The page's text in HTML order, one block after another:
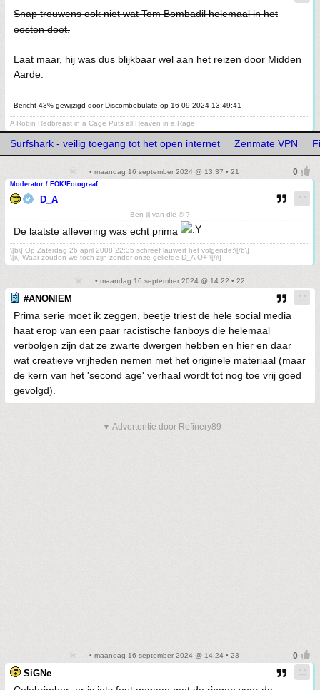
Snap trouwens ook niet wat Tom Bombadil helemaal in het
oosten doet.
Laat maar, hij was dus blijkbaar wel aan het reizen door Midden
Aarde.
Bericht 43% gewijzigd door Discombobulate op 16-09-2024 13:49:41
A Robin Redbreast in a Cage Puts all Heaven in a Rage.
Surfshark - veilig toegang tot het open internet Zenmate VPN
• maandag 16 september 2024 @ 13:37 • 21
Moderator / FOK!Fotograaf
D_A
Ben jij van die © ?
De laatste aflevering was echt prima
\[b\] Op Zaterdag 26 april 2008 22:35 schreef lauwert het volgende:\[/b\]
\[i\] Waar zouden we toch zijn zonder onze geliefde D_A O+ \[/i\]
• maandag 16 september 2024 @ 14:22 • 22
#ANONIEM
Prima serie moet ik zeggen, beetje triest de hele social media
haat erop van een paar racistische fanboys die helemaal
verbolgen zijn dat ze zwarte dwergen hebben en hier en daar
wat creatieve vrijheden nemen met het originele materiaal (maar
de kern van het 'second age' verhaal wordt tot nog toe vrij goed
gevolgd).
▼ Advertentie door Refinery89
• maandag 16 september 2024 @ 14:24 • 23
SiGNe